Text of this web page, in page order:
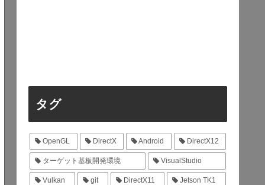
タグ
OpenGL DirectX Android DirectX12
ターゲット基板開発環境 VisualStudio
Vulkan git DirectX11 Jetson TK1